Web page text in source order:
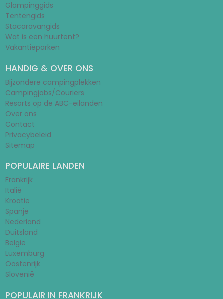
Glampinggids
Tentengids
Stacaravangids
Wat is een huurtent?
Vakantieparken
HANDIG & OVER ONS
Bijzondere campingplekken
Campingjobs/Couriers
Resorts op de ABC-eilanden
Over ons
Contact
Privacybeleid
Sitemap
POPULAIRE LANDEN
Frankrijk
Italië
Kroatië
Spanje
Nederland
Duitsland
België
Luxemburg
Oostenrijk
Slovenië
POPULAIR IN FRANKRIJK